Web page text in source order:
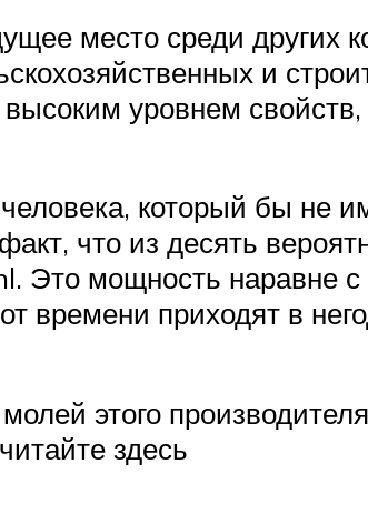
место среди других
и
уровнем
который бы не
что из десять
Это мощность наравне
времени приходят в
этого
здесь